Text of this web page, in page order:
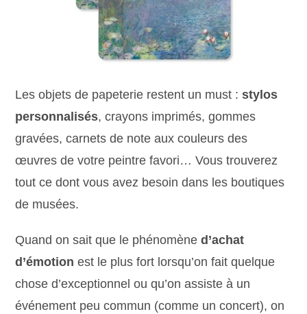
Les objets de papeterie restent un must :stylos
personnalisés, crayons imprimés, gommes
gravées, carnets de note aux couleurs des
œuvres de votre peintre favori… Vous trouverez
tout ce dont vous avez besoin dans les boutiques
de musées.
Quand on sait que le phénomène d’achat
d’émotion est le plus fort lorsqu’on fait quelque
chose d’exceptionnel ou qu’on assiste à un
événement peu commun (comme un concert), on